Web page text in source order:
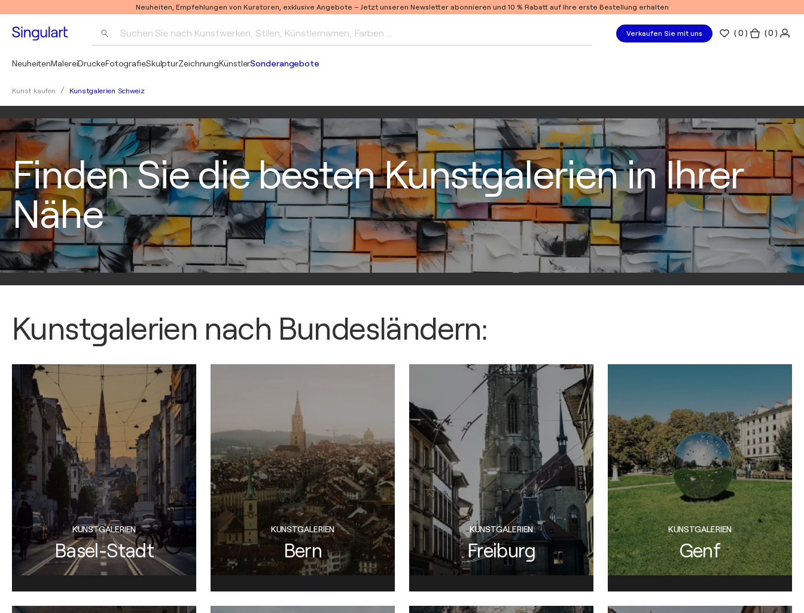
Neuheiten, Empfehlungen von Kuratoren, exklusive Angebote – Jetzt unseren Newsletter abonnieren und 10 % Rabatt auf Ihre erste Bestellung erhalten
Suchen Sie nach Kunstwerken, Stilen, Künstlernamen, Farben … Verkaufen Sie mit uns (0 ) ( 0 )
NeuheitenMalereiDruckeFotografieSkulpturZeichnungKünstlerSonderangebote
Kunst kaufen Kunstgalerien Schweiz
Finden Sie die besten Kunstgalerien in Ihrer
Nähe
Kunstgalerien nach Bundesländern:
Basel-Stadt
KUNSTGALERIEN
Bern
KUNSTGALERIEN
Freiburg
KUNSTGALERIEN
Genf
KUNSTGALERIEN